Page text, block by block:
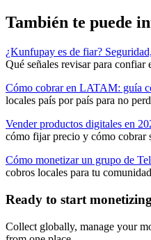
También te puede
¿Kunfupay es de fiar?
Qué señales revisar para confiar
Cómo cobrar en LATAM: guía
locales país por país para no
Vender productos digitales en
cómo fijar precio y cómo cobrar
Cómo monetizar un grupo de
cobros locales para tu
Ready to start
Collect globally, manage your